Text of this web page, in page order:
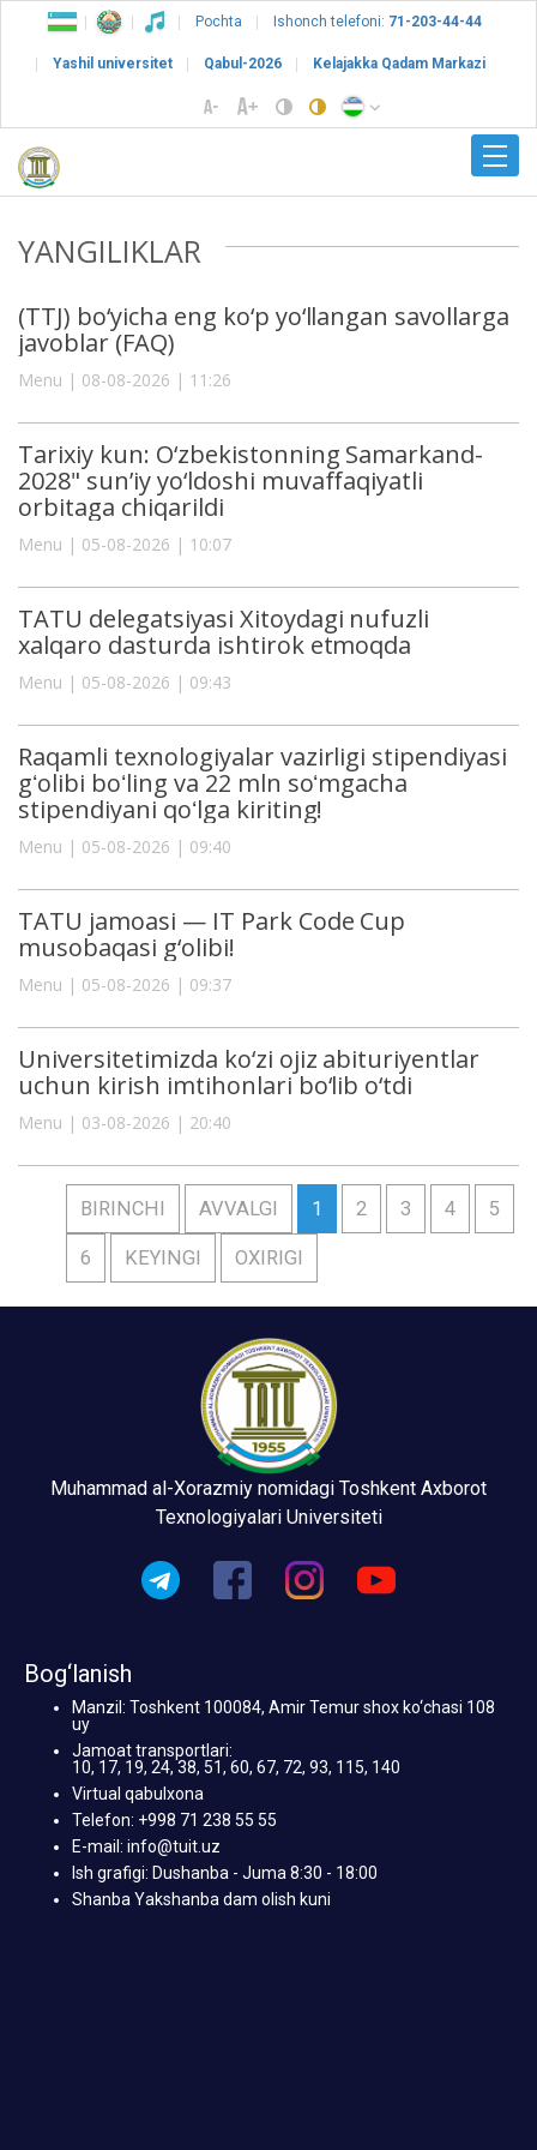
Pochta Ishonch telefoni: 71-203-44-44
Yashil universitet Qabul-2026 Kelajakka Qadam Markazi
YANGILIKLAR
(TTJ) bo‘yicha eng ko‘p yo‘llangan savollarga
javoblar (FAQ)
Menu | 08-08-2026 | 11:26
Tarixiy kun: O‘zbekistonning Samarkand-
2028" sun’iy yo‘ldoshi muvaffaqiyatli
orbitaga chiqarildi
Menu | 05-08-2026 | 10:07
TATU delegatsiyasi Xitoydagi nufuzli
xalqaro dasturda ishtirok etmoqda
Menu | 05-08-2026 | 09:43
Raqamli texnologiyalar vazirligi stipendiyasi
gʻolibi boʻling va 22 mln soʻmgacha
stipendiyani qoʻlga kiriting!
Menu | 05-08-2026 | 09:40
TATU jamoasi — IT Park Code Cup
musobaqasi g‘olibi!
Menu | 05-08-2026 | 09:37
Universitetimizda ko‘zi ojiz abituriyentlar
uchun kirish imtihonlari bo‘lib o‘tdi
Menu | 03-08-2026 | 20:40
BIRINCHI AVVALGI 1 2 3 4 5
6 KEYINGI OXIRIGI
Muhammad al-Xorazmiy nomidagi Toshkent Axborot
Texnologiyalari Universiteti
Bog‘lanish
Manzil: Toshkent 100084, Amir Temur shox ko‘chasi 108
uy
Jamoat transportlari:
10, 17, 19, 24, 38, 51, 60, 67, 72, 93, 115, 140
Virtual qabulxona
Telefon: +998 71 238 55 55
E-mail: info@tuit.uz
Ish grafigi: Dushanba - Juma 8:30 - 18:00
Shanba Yakshanba dam olish kuni